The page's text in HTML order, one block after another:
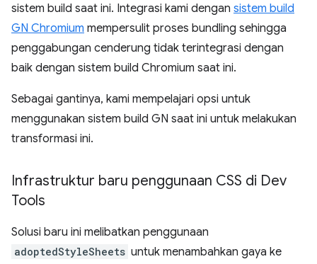
sistem build saat ini. Integrasi kami dengan sistem build
GN Chromium mempersulit proses bundling sehingga
penggabungan cenderung tidak terintegrasi dengan
baik dengan sistem build Chromium saat ini.
Sebagai gantinya, kami mempelajari opsi untuk
menggunakan sistem build GN saat ini untuk melakukan
transformasi ini.
Infrastruktur baru penggunaan CSS di Dev
Tools
Solusi baru ini melibatkan penggunaan
adoptedStyleSheets untuk menambahkan gaya ke